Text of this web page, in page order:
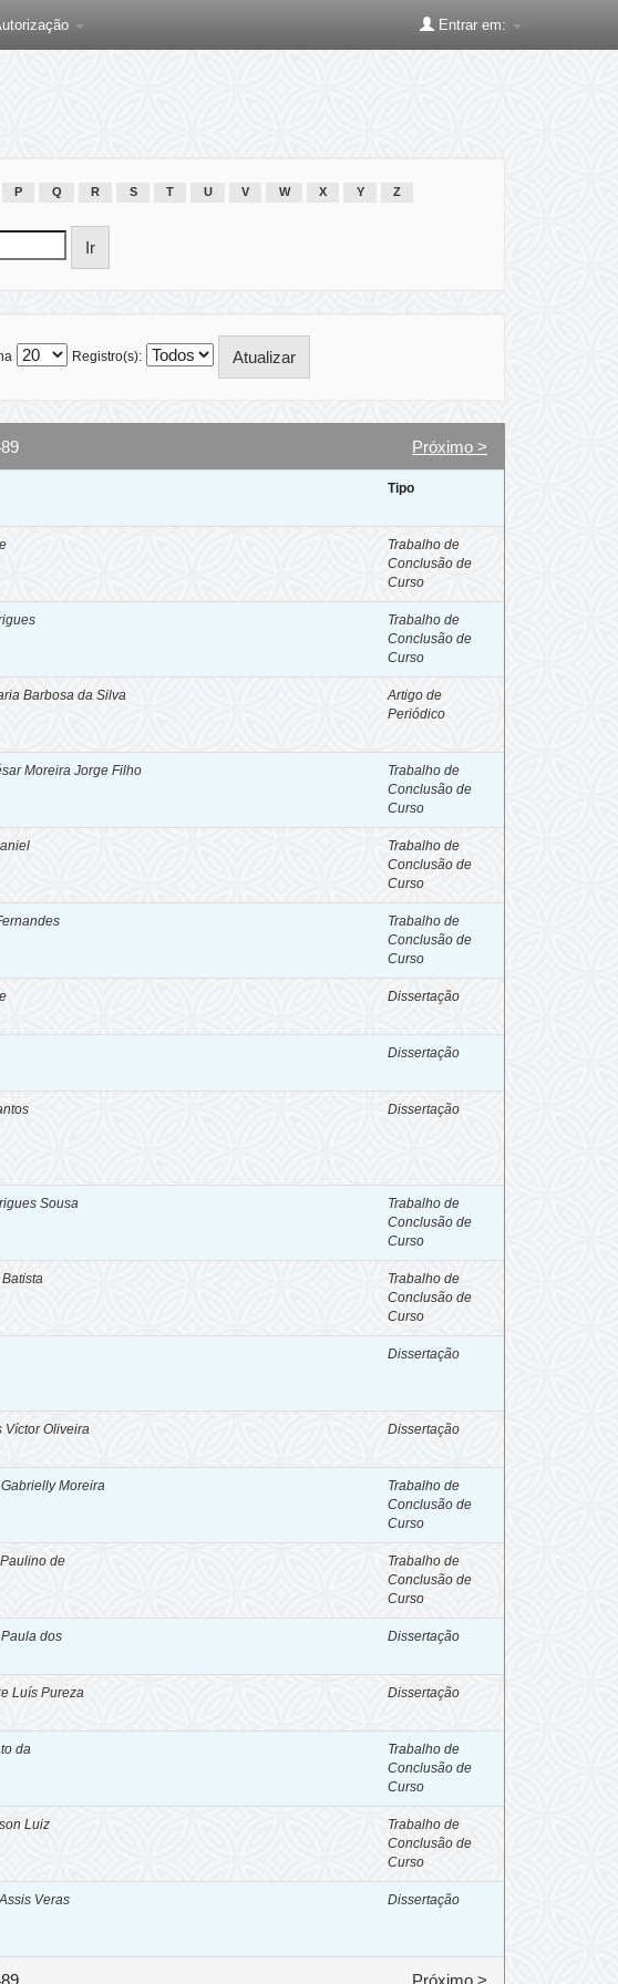
Entrar em:
P Q R S T U V W X Y Z
Registro(s):
Próximo >
Tipo
Trabalho de
Conclusão de
Curso
Trabalho de
Conclusão de
Curso
Barbosa da Silva
Artigo de
Periódico
Moreira Jorge Filho
Trabalho de
Conclusão de
Curso
Trabalho de
Conclusão de
Curso
Trabalho de
Conclusão de
Curso
Dissertação
Dissertação
Dissertação
Sousa
Trabalho de
Conclusão de
Curso
Trabalho de
Conclusão de
Curso
Dissertação
Víctor Oliveira Dissertação
Moreira
Trabalho de
Conclusão de
Curso
de
Trabalho de
Conclusão de
Curso
dos Dissertação
Luís Pureza Dissertação
da
Trabalho de
Conclusão de
Curso
Luiz
Trabalho de
Conclusão de
Curso
Veras Dissertação
Próximo >